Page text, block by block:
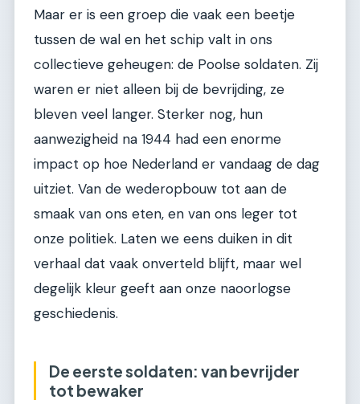
Maar er is een groep die vaak een beetje
tussen de wal en het schip valt in ons
collectieve geheugen: de Poolse soldaten. Zij
waren er niet alleen bij de bevrijding, ze
bleven veel langer. Sterker nog, hun
aanwezigheid na 1944 had een enorme
impact op hoe Nederland er vandaag de dag
uitziet. Van de wederopbouw tot aan de
smaak van ons eten, en van ons leger tot
onze politiek. Laten we eens duiken in dit
verhaal dat vaak onverteld blijft, maar wel
degelijk kleur geeft aan onze naoorlogse
geschiedenis.
De eerste soldaten: van bevrijder
tot bewaker